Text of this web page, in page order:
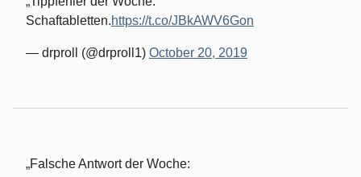
Schaftabletten.https://t.co/JBkAWV6Gon
— drproll (@drproll1) October 20, 2019
Falsche Antwort der Woche: